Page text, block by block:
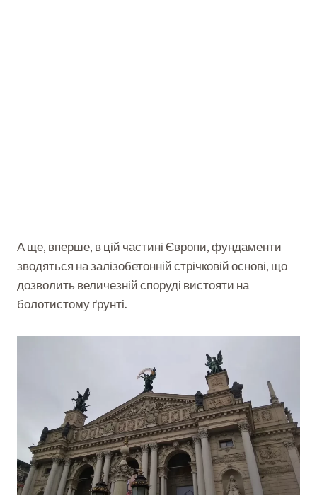
А ще, вперше, в цій частині Європи, фундаменти
зводяться на залізобетонній стрічковій основі, що
дозволить величезній споруді вистояти на
болотистому ґрунті.